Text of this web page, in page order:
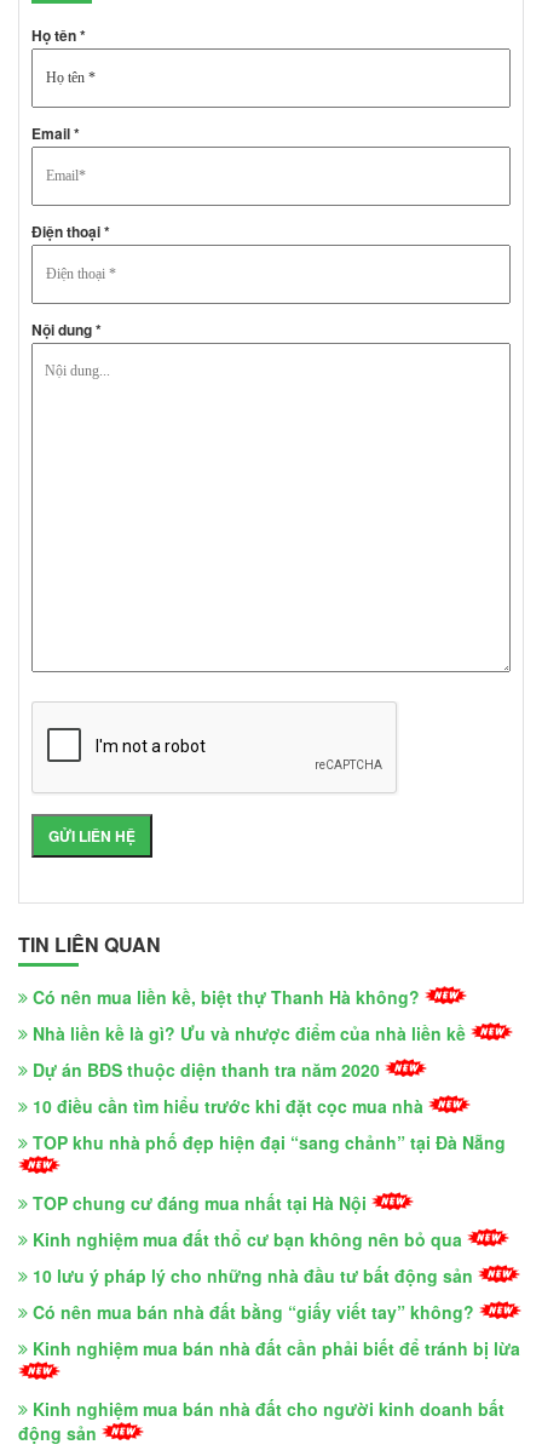
Họ tên *
Email *
Điện thoại *
Nội dung *
TIN LIÊN QUAN
Có nên mua liền kề, biệt thự Thanh Hà không?
Nhà liền kề là gì? Ưu và nhược điểm của nhà liền kề
Dự án BĐS thuộc diện thanh tra năm 2020
10 điều cần tìm hiểu trước khi đặt cọc mua nhà
TOP khu nhà phố đẹp hiện đại “sang chảnh” tại Đà Nẵng
TOP chung cư đáng mua nhất tại Hà Nội
Kinh nghiệm mua đất thổ cư bạn không nên bỏ qua
10 lưu ý pháp lý cho những nhà đầu tư bất động sản
Có nên mua bán nhà đất bằng “giấy viết tay” không?
Kinh nghiệm mua bán nhà đất cần phải biết để tránh bị lừa
Kinh nghiệm mua bán nhà đất cho người kinh doanh bất
động sản